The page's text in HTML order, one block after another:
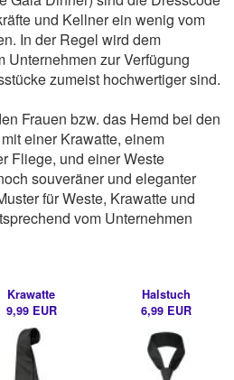
und Kellner ein wenig vom
In der Regel wird dem
Unternehmen zur Verfügung
zumeist hochwertiger sind.
Frauen bzw. das Hemd bei den
einer Krawatte, einem
Fliege, und einer Weste
souveräner und eleganter
für Weste, Krawatte und
vom Unternehmen
Krawatte
9,99 EUR
Halstuch
6,99 EUR